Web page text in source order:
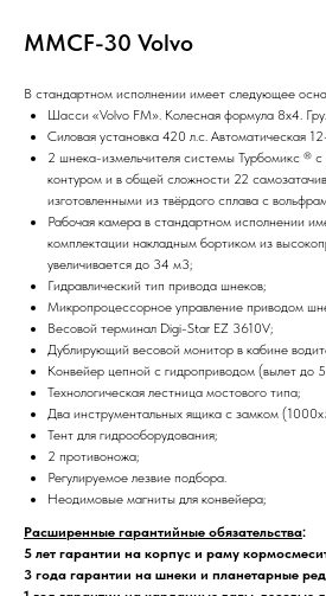
MMCF-30 Volvo
В стандартном исполнении имеет следующее
Шасси «Volvo FM». Колесная формула 8х4.
Силовая установка 420 л.с. Автоматическая
2 шнека-измельчителя системы Турбомикс ®
контуром и в общей сложности 22
изготовленными из твёрдого сплава с
Рабочая камера в стандартном исполнении
комплектации накладным бортиком из
увеличивается до 34 м3;
Гидравлический тип привода шнеков;
Микропроцессорное управление приводом
Весовой терминал Digi-Star EZ 3610V;
Дублирующий весовой монитор в кабине
Конвейер цепной с гидроприводом (вылет до
Технологическая лестница мостового типа;
Два инструментальных ящика с замком
Тент для гидрооборудования;
2 противоножа;
Регулируемое лезвие подбора.
Неодимовые магниты для конвейера;
Расширенные гарантийные обязательства:
5 лет гарантии на корпус и раму
3 года гарантии на шнеки и планетарные